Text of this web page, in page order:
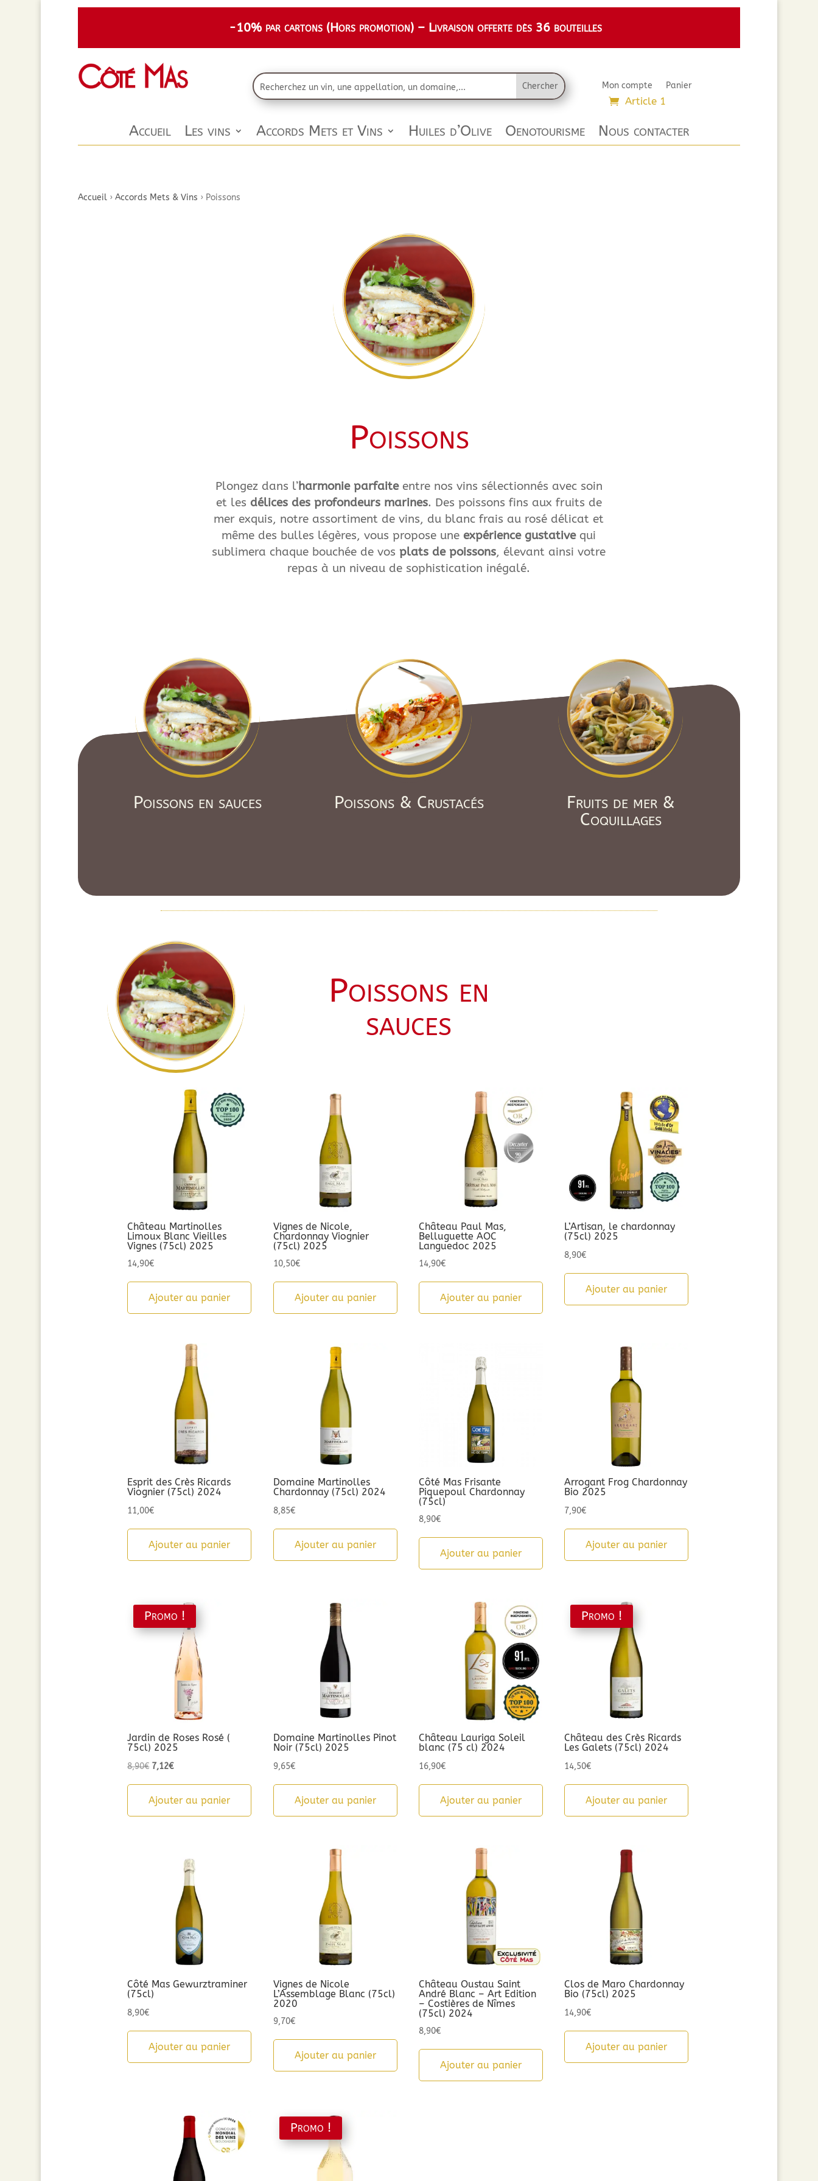
-10% par cartons (Hors promotion) – Livraison offerte dès 36 bouteilles
Mon compte Panier
Article 1
Accueil Les vins Accords Mets et Vins Huiles d’Olive Oenotourisme Nous contacter
Accueil› Accords Mets & Vins › Poissons
Poissons
Plongez dans l’harmonie parfaiteentre nos vins sélectionnés avec soin
et les délices des profondeurs marines. Des poissons fins aux fruits de
mer exquis, notre assortiment de vins, du blanc frais au rosé délicat et
même des bulles légères, vous propose une expérience gustativequi
sublimera chaque bouchée de vos plats de poissons, élevant ainsi votre
repas à un niveau de sophistication inégalé.
Poissons en sauces Poissons & Crustacés
Fruits de mer &
Coquillages
Poissons en
sauces
Château Martinolles
Limoux Blanc Vieilles
Vignes (75cl) 2025
14,90€
Ajouter au panier
Vignes de Nicole,
Chardonnay Viognier
(75cl) 2025
10,50€
Ajouter au panier
Château Paul Mas,
Belluguette AOC
Languedoc 2025
14,90€
Ajouter au panier
L’Artisan, le chardonnay
(75cl) 2025
8,90€
Ajouter au panier
Esprit des Crès Ricards
Viognier (75cl) 2024
11,00€
Ajouter au panier
Domaine Martinolles
Chardonnay (75cl) 2024
8,85€
Ajouter au panier
Côté Mas Frisante
Piquepoul Chardonnay
(75cl)
8,90€
Ajouter au panier
Arrogant Frog Chardonnay
Bio 2025
7,90€
Ajouter au panier
Promo !
Jardin de Roses Rosé (
75cl) 2025
8,90€ Le
initial
7,12€Le
actuel
Ajouter au panier
Domaine Martinolles Pinot
Noir (75cl) 2025
9,65€
Ajouter au panier
Château Lauriga Soleil
blanc (75 cl) 2024
16,90€
Ajouter au panier
Promo !
Château des Crès Ricards
Les Galets (75cl) 2024
14,50€
Ajouter au panier
Côté Mas Gewurztraminer
(75cl)
8,90€
Ajouter au panier
Vignes de Nicole
L’Assemblage Blanc (75cl)
2020
9,70€
Ajouter au panier
Château Oustau Saint
André Blanc – Art Edition
– Costières de Nîmes
(75cl) 2024
8,90€
Ajouter au panier
Clos de Maro Chardonnay
Bio (75cl) 2025
14,90€
Ajouter au panier
Promo !